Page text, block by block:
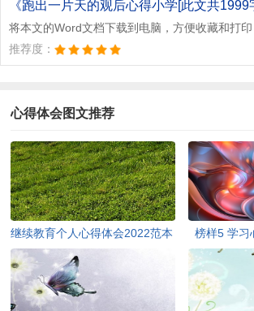
将本文的Word文档下载到电脑，方便收藏和打印
推荐度：
心得体会图文推荐
继续教育个人心得体会2022范本
[此文共5440字]
榜样5 学习